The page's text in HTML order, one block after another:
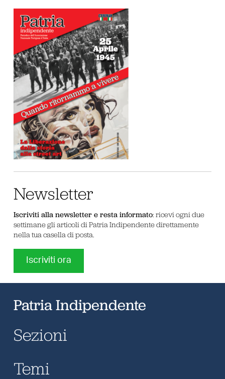
Newsletter
Iscriviti alla newsletter e resta informato: ricevi ogni due
settimane gli articoli di Patria Indipendente direttamente
nella tua casella di posta.
Iscriviti ora
Patria Indipendente
Sezioni
Temi